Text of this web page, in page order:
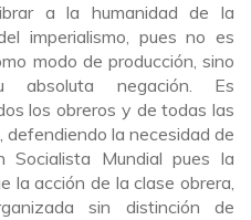
a la humanidad de la
imperialismo, pues no es
modo de producción, sino
absoluta negación. Es
los obreros y de todas las
la necesidad de
Socialista Mundial pues la
la acción de la clase obrera,
sin distinción de